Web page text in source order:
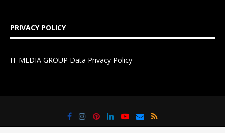
PRIVACY POLICY
IT MEDIA GROUP Data Privacy Policy